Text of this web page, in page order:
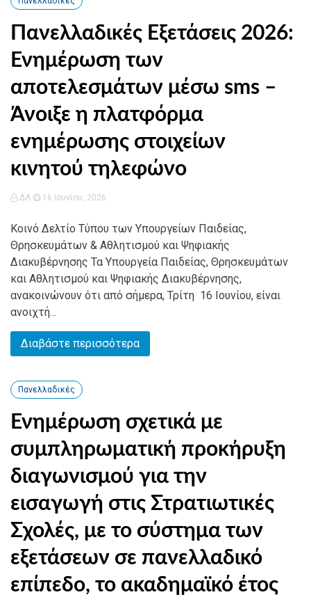
Πανελλαδικές Εξετάσεις 2026:
Ενημέρωση των
αποτελεσμάτων μέσω sms –
Άνοιξε η πλατφόρμα
ενημέρωσης στοιχείων
κινητού τηλεφώνο
ΔΛ 16 Ιουνίου, 2026
Κοινό Δελτίο Τύπου των Υπουργείων Παιδείας,
Θρησκευμάτων & Αθλητισμού και Ψηφιακής
Διακυβέρνησης Τα Υπουργεία Παιδείας, Θρησκευμάτων
και Αθλητισμού και Ψηφιακής Διακυβέρνησης,
ανακοινώνουν ότι από σήμερα, Τρίτη 16 Ιουνίου, είναι
ανοιχτή...
Διαβάστε περισσότερα
Πανελλαδικές
Ενημέρωση σχετικά με
συμπληρωματική προκήρυξη
διαγωνισμού για την
εισαγωγή στις Στρατιωτικές
Σχολές, με το σύστημα των
εξετάσεων σε πανελλαδικό
επίπεδο, το ακαδημαϊκό έτος